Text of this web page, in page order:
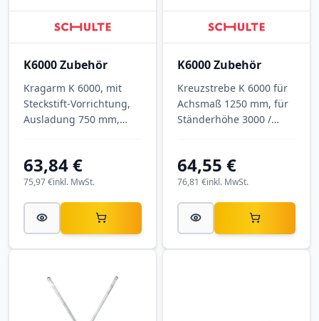
K6000 Zubehör
Kragarm K 6000, mit
Steckstift-Vorrichtung,
Ausladung 750 mm,
63,84 €
inkl. MwSt.
75,97 €
K6000 Zubehör
Kreuzstrebe K 6000 für
Achsmaß 1250 mm, für
Ständerhöhe 3000 /
64,55 €
inkl. MwSt.
76,81 €